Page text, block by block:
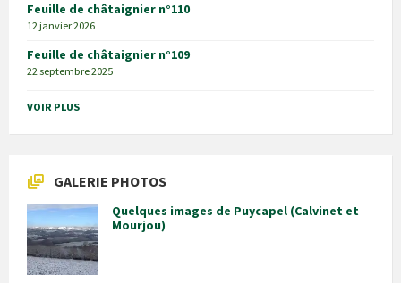
Feuille de châtaignier n°110
12 janvier 2026
Feuille de châtaignier n°109
22 septembre 2025
VOIR PLUS
GALERIE PHOTOS
Quelques images de Puycapel (Calvinet et
Mourjou)